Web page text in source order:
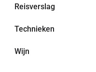
Reisverslag
Technieken
Wijn